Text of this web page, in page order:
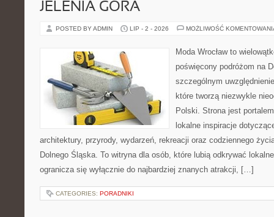
JELENIA GÓRA
POSTED BY ADMIN LIP - 2 - 2026 MOŻLIWOŚĆ
Moda Wrocław to
poświęcony podróżom na
szczególnym
które tworzą niezwykle
Polski. Strona jest
lokalne inspiracje
architektury, przyrody, wydarzeń, rekreacji oraz codziennego
Dolnego Śląska. To witryna dla osób, które lubią odkrywać
ogranicza się wyłącznie do najbardziej znanych atrakcji, […]
CATEGORIES: PORADNIKI